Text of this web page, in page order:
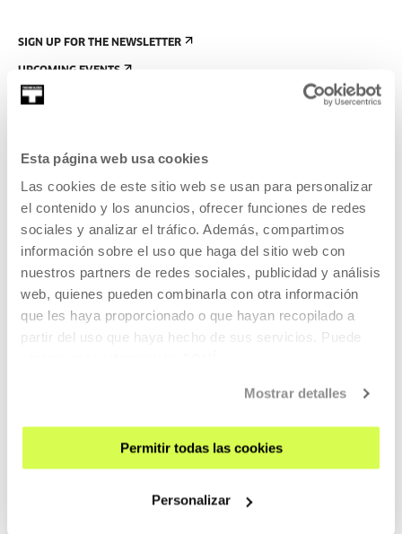
Esta página web usa cookies
Las cookies de este sitio web se usan para personalizar
el contenido y los anuncios, ofrecer funciones de redes
sociales y analizar el tráfico. Además, compartimos
información sobre el uso que haga del sitio web con
nuestros partners de redes sociales, publicidad y análisis
web, quienes pueden combinarla con otra información
que les haya proporcionado o que hayan recopilado a
partir del uso que haya hecho de sus servicios. Puede
Mostrar detalles
Permitir todas las cookies
Personalizar
SIGN UP FOR THE NEWSLETTER
UPCOMING EVENTS
GETTING HERE
ACCOMMODATION
ACCESSIBILITY
RULES